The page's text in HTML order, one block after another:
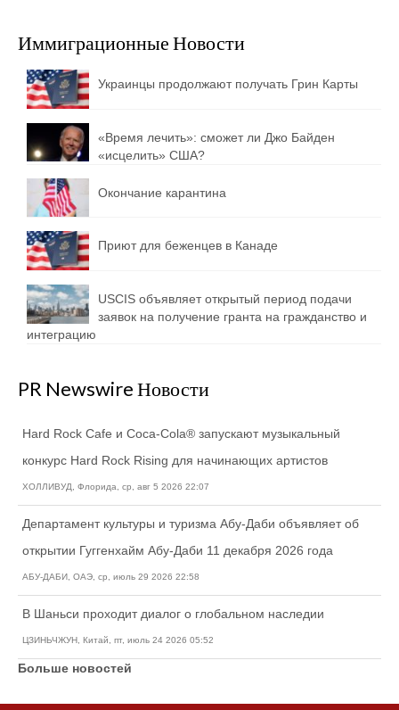
Иммиграционные Новости
Украинцы продолжают получать Грин Карты
«Время лечить»: сможет ли Джо Байден
«исцелить» США?
Окончание карантина
Приют для беженцев в Канаде
USCIS объявляет открытый период подачи
заявок на получение гранта на гражданство и
интеграцию
PR Newswire Новости
Hard Rock Cafe и Coca-Cola® запускают музыкальный
конкурс Hard Rock Rising для начинающих артистов
ХОЛЛИВУД, Флорида, ср, авг 5 2026 22:07
Департамент культуры и туризма Абу-Даби объявляет об
открытии Гуггенхайм Абу-Даби 11 декабря 2026 года
АБУ-ДАБИ, ОАЭ, ср, июль 29 2026 22:58
В Шаньси проходит диалог о глобальном наследии
ЦЗИНЬЧЖУН, Китай, пт, июль 24 2026 05:52
Больше новостей